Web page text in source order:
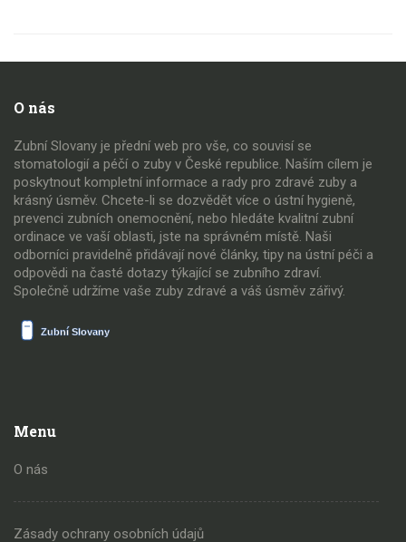
O nás
Zubní Slovany je přední web pro vše, co souvisí se
stomatologií a péčí o zuby v České republice. Naším cílem je
poskytnout kompletní informace a rady pro zdravé zuby a
krásný úsměv. Chcete-li se dozvědět více o ústní hygieně,
prevenci zubních onemocnění, nebo hledáte kvalitní zubní
ordinace ve vaší oblasti, jste na správném místě. Naši
odborníci pravidelně přidávají nové články, tipy na ústní péči a
odpovědi na časté dotazy týkající se zubního zdraví.
Společně udržíme vaše zuby zdravé a váš úsměv zářivý.
Menu
O nás
Zásady ochrany osobních údajů